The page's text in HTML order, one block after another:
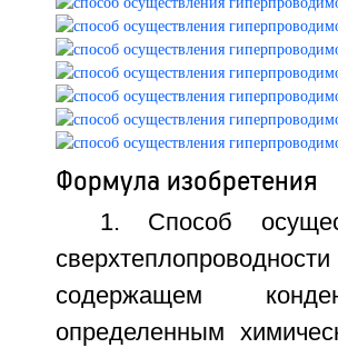
Формула изобретения
1. Способ
содержащем
определенным